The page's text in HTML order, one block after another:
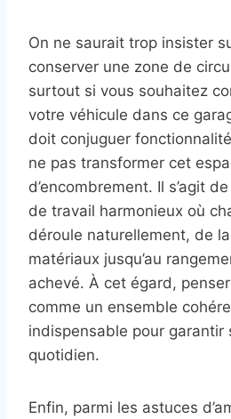
On ne saurait trop insister
conserver une zone de
surtout si vous souhaitez
votre véhicule dans ce
doit conjuguer
ne pas transformer cet
d’encombrement. Il s’agit
de travail harmonieux où
déroule naturellement, de
matériaux jusqu’au
achevé. À cet égard,
comme un ensemble
indispensable pour garantir
quotidien.
Enfin, parmi les astuces